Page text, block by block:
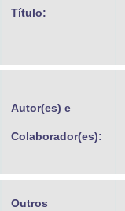
Título:
Autor(es) e
Colaborador(es):
Outros